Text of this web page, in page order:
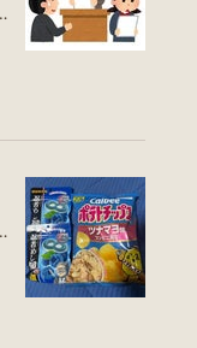
れしかったです😊もちろん、凡ミスによる失点もいくつかあったので、次回はそこを減らせたらさらに伸びそう！そして、今度は合唱コンクールの伴奏まで頼まれてしまった娘🎹忙しいのに、頼まれると断れない性格なんですよね…😭頑張りすぎてしまわないか少し心配ですが、応援しながら見守っていきたいと思います。次回の定期考査では、今回の反省を生かしてさらに成長した姿が見られるといいな😊ザ パーク フロント ホテル アット ユニバーサル・スタジオ・ジャパン楽天トラベルホテル京阪 ユニバーサル・タワー楽天トラベルホテルユニバーサルポート楽天トラベルホテル近鉄ユニバーサル・シティ楽天トラベルラ・ジェント・ホテル大阪ベイ楽天トラベルホテルユニバーサルポートヴィータ楽天トラベル
れましたが（笑）こういうちょっとした楽しみもいいですね♪ UHA味覚糖 忍者めし ラムネ 20g ×10個賞味期限2027/03楽天市場${EVENT_LABEL_01_TEXT}忍者めしアイススラリー すっきり柑橘味(8個入×4セット(1個22g))【UHA味覚糖】[暑さ対策 塩分補給 飲む氷 スポーツ]楽天市場${EVENT_LABEL_01_TEXT}UHA味覚糖 復刻版シゲキックス スーパー梅ドライ 20g ×10個賞味期限2027/01楽天市場${EVENT_LABEL_01_TEXT}即日発送【忍者めし 鉄の鎧 / 金の鎧・種類＆個数選択可能 】UHA 味覚糖 忍者めし 鉄の鎧 金の鎧 マスカット味/グレープ味 ぐみ 期間限定品楽天市場${EVENT_LABEL_01_TEXT}